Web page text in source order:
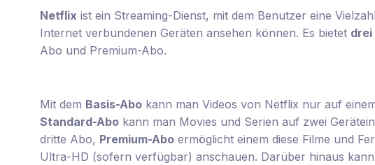
Netflix ist ein Streaming-Dienst, mit dem Benutzer eine
Internet verbundenen Geräten ansehen können. Es bietet drei
Abo und Premium-Abo.
Mit dem Basis-Abo kann man Videos von Netflix nur auf
Standard-Abo kann man Movies und Serien auf zwei
dritte Abo, Premium-Abo ermöglicht einem diese Filme und
Ultra-HD (sofern verfügbar) anschauen. Darüber hinaus